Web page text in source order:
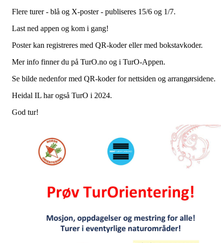
Flere turer - blå og X-poster - publiseres 15/6 og 1/7.
Last ned appen og kom i gang!
Poster kan registreres med QR-koder eller med bokstavkoder.
Mer info finner du på TurO.no og i TurO-Appen.
Se bilde nedenfor med QR-koder for nettsiden og arrangørsidene.
Heidal IL har også TurO i 2024.
God tur!